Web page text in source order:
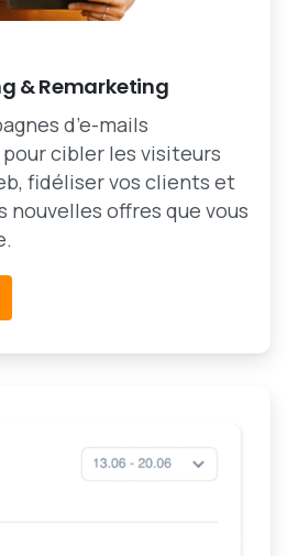
& Remarketing
d’e-mails
cibler les visiteurs
fidéliser vos clients et
nouvelles offres que vous